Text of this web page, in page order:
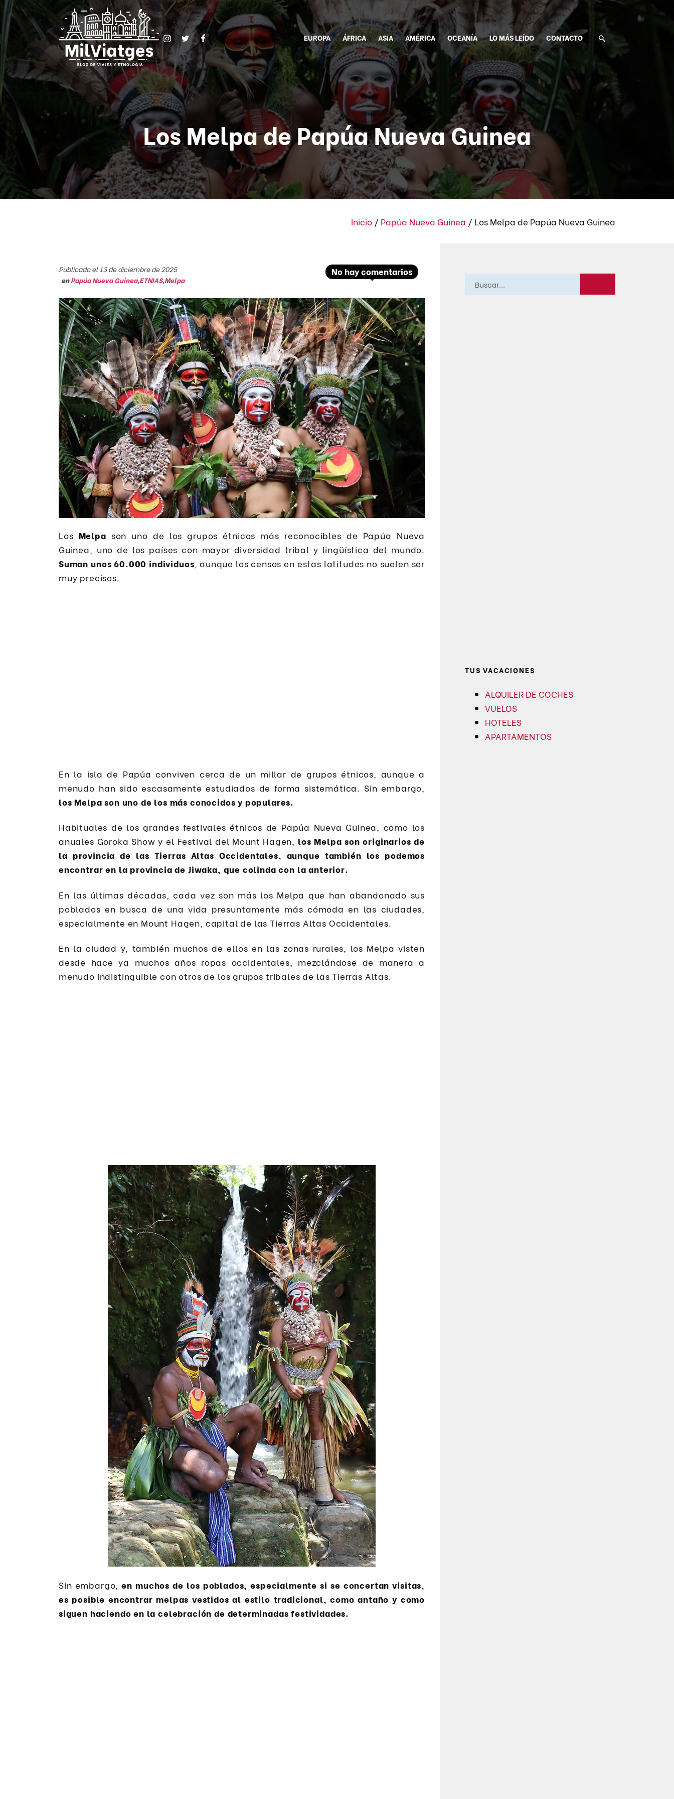
EUROPA ÁFRICA ASIA AMÉRICA OCEANÍA LO MÁS LEÍDO CONTACTO
Los Melpa de Papúa Nueva Guinea
Inicio / Papúa Nueva Guinea / Los Melpa de Papúa Nueva Guinea
No hay comentarios
Publicado el 13 de diciembre de 2025
enPapúa Nueva Guinea,ETNIAS,Melpa
Los Melpa son uno de los grupos étnicos más reconocibles de Papúa Nueva
Guinea, uno de los países con mayor diversidad tribal y lingüística del mundo.
Suman unos 60.000 individuos, aunque los censos en estas latitudes no suelen ser
muy precisos.
En la isla de Papúa conviven cerca de un millar de grupos étnicos, aunque a
menudo han sido escasamente estudiados de forma sistemática. Sin embargo,
los Melpa son uno de los más conocidos y populares.
Habituales de los grandes festivales étnicos de Papúa Nueva Guinea, como los
anuales Goroka Show y el Festival del Mount Hagen, los Melpa son originarios de
la provincia de las Tierras Altas Occidentales, aunque también los podemos
encontrar en la provincia de Jiwaka, que colinda con la anterior.
En las últimas décadas, cada vez son más los Melpa que han abandonado sus
poblados en busca de una vida presuntamente más cómoda en las ciudades,
especialmente en Mount Hagen, capital de las Tierras Altas Occidentales.
En la ciudad y, también muchos de ellos en las zonas rurales, los Melpa visten
desde hace ya muchos años ropas occidentales, mezclándose de manera a
menudo indistinguible con otros de los grupos tribales de las Tierras Altas.
Sin embargo,en muchos de los poblados, especialmente si se concertan visitas,
es posible encontrar melpas vestidos al estilo tradicional, como antaño y como
siguen haciendo en la celebración de determinadas festividades.
TUS VACACIONES
ALQUILER DE COCHES
VUELOS
HOTELES
APARTAMENTOS